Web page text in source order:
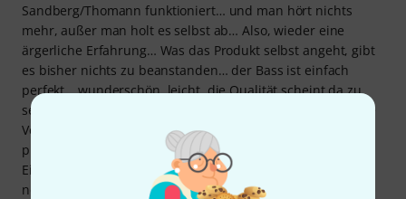
Sandberg/Thomann funktioniert… und man hört nichts
mehr, außer man holt es selbst ab… Also, wieder eine
ärgerliche Erfahrung… Was das Produkt selbst angeht, gibt
es bisher nichts zu beanstanden… der Bass ist einfach
perfekt… wunderschön, leicht, die Qualität scheint da zu
sein… fantastischer Klang, sehr bequemer Hals, sorgfältige
Verarbeitung, der Lack und die Maserung des Holzes sind
prächtig… kurzum, ein Wunderwerk… die kleinen
Einkerbungen in den Tonabnehmern für den Daumen, das
nenne ich… genial! Und für den Preis waren sie super, es